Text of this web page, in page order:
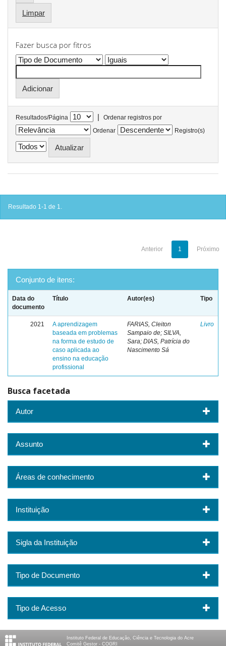
Limpar
Fazer busca por fitros
Resultados/Página |
Ordenar registros por
Ordenar
Registro(s)
Resultado 1-1 de 1.
Anterior 1 Próximo
Conjunto de itens:
Data do
documento
Título Autor(es) Tipo
2021
A aprendizagem
baseada em problemas
na forma de estudo de
caso aplicada ao
ensino na educação
profissional
FARIAS, Cleiton
Sampaio de; SILVA,
Sara; DIAS, Patrícia do
Nascimento Sá
Livro
Busca facetada
Autor
Assunto
Áreas de conhecimento
Instituição
Sigla da Instituição
Tipo de Documento
Tipo de Acesso
Instituto Federal de Educação, Ciência e Tecnologia do Acre
Comitê Gestor - COGRI